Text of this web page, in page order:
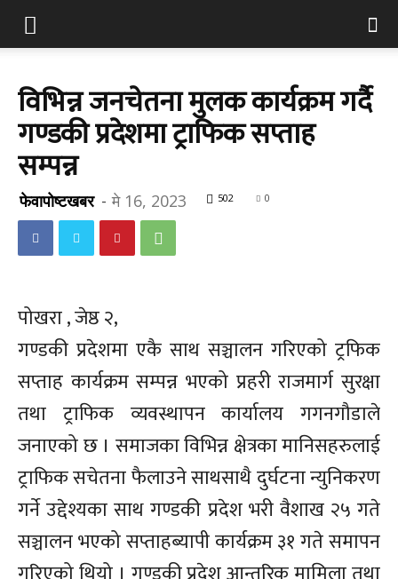
विभिन्न जनचेतना मुलक कार्यक्रम गर्दै
गण्डकी प्रदेशमा ट्राफिक सप्ताह
सम्पन्न
फेवापोष्टखबर - मे 16, 2023 502 0
पोखरा , जेष्ठ २,
गण्डकी प्रदेशमा एकै साथ सञ्चालन गरिएको ट्रफिक
सप्ताह कार्यक्रम सम्पन्न भएको प्रहरी राजमार्ग सुरक्षा
तथा ट्राफिक व्यवस्थापन कार्यालय गगनगौडाले
जनाएको छ । समाजका विभिन्न क्षेत्रका मानिसहरुलाई
ट्राफिक सचेतना फैलाउने साथसाथै दुर्घटना न्युनिकरण
गर्ने उद्देश्यका साथ गण्डकी प्रदेश भरी वैशाख २५ गते
सञ्चालन भएको सप्ताहब्यापी कार्यक्रम ३१ गते समापन